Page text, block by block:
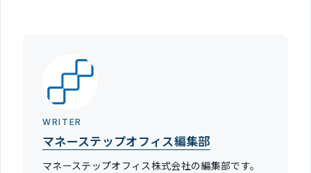
WRITER
マネーステップオフィス編集部
マネーステップオフィス株式会社の編集部です。